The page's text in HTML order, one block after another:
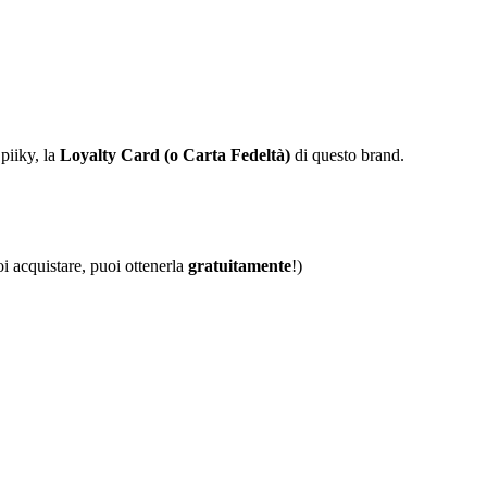
la Loyalty Card (o Carta Fedeltà) di questo brand.
acquistare, puoi ottenerla gratuitamente!)